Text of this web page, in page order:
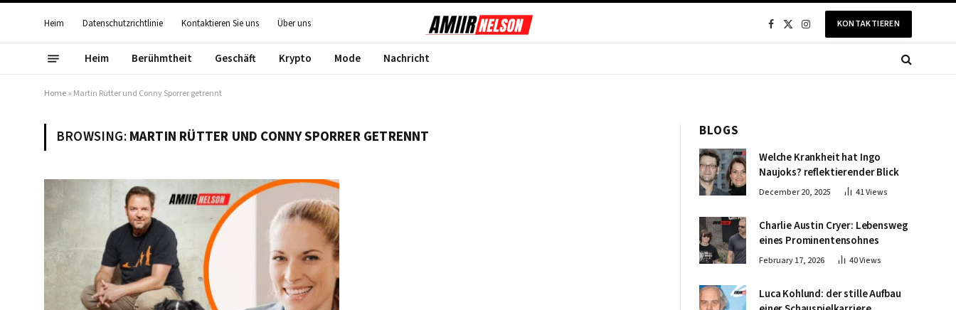
Heim Datenschutzrichtlinie Kontaktieren Sie uns Über uns Facebook
X
InstagramKONTAKTIEREN
Heim Berühmtheit Geschäft Krypto Mode Nachricht
Home» Martin Rütter und Conny Sporrer getrennt
BROWSING:MARTIN RÜTTER UND CONNY SPORRER GETRENNT BLOGS
Welche Krankheit hat Ingo
Naujoks? reflektierender Blick
December 20, 2025 41Views
Charlie Austin Cryer: Lebensweg
eines Prominentensohnes
February 17, 2026 40Views
Luca Kohlund: der stille Aufbau